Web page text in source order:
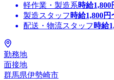
軽作業・製造系時給1,800
製造スタッフ 時給1,800円
配送・物流スタッフ 時給
勤務地
面接地
群馬県伊勢崎市